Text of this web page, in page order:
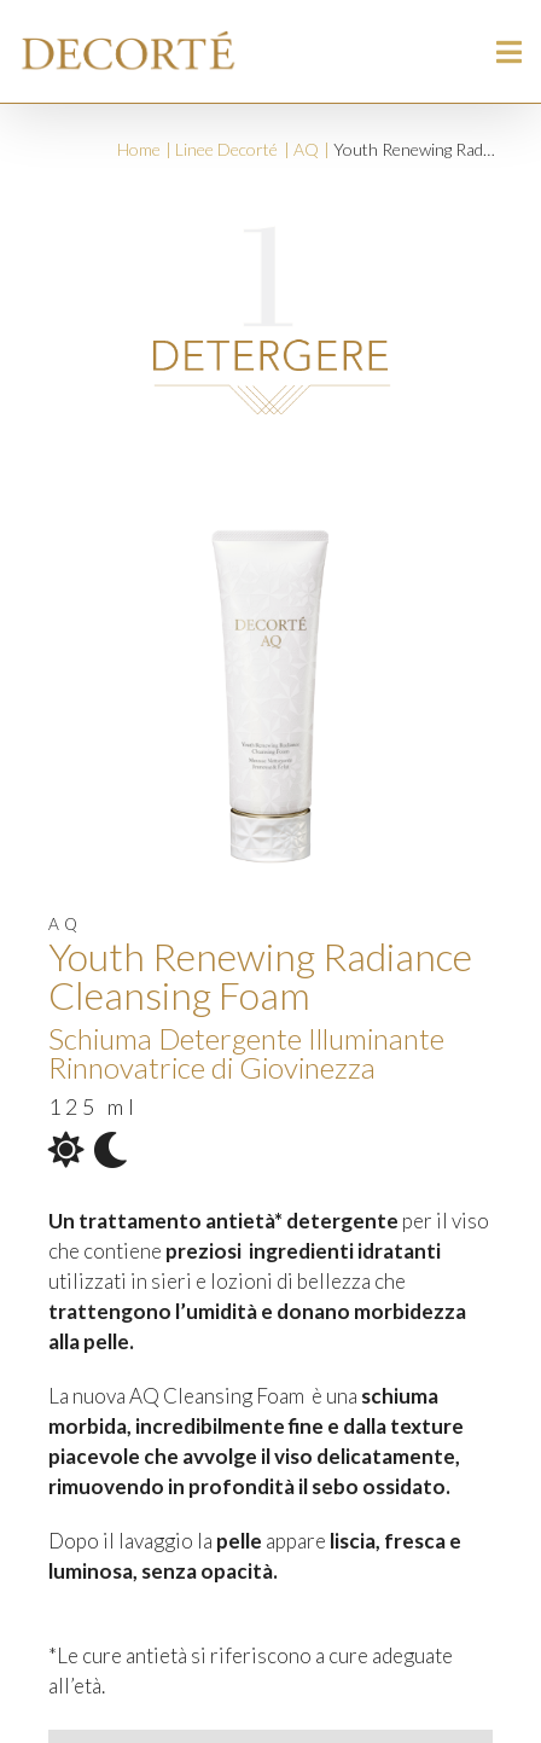
Home Linee Decorté AQ Youth Renewing Radiance Cleansing Foam
AQ
Youth Renewing Radiance
Cleansing Foam
Schiuma Detergente Illuminante
Rinnovatrice di Giovinezza
125 ml
Un trattamento antietà* detergente per il viso
che contiene preziosi ingredienti idratanti
utilizzati in sieri e lozioni di bellezza che
trattengono l’umidità e donano morbidezza
alla pelle.
La nuova AQ Cleansing Foam è una schiuma
morbida, incredibilmente fine e dalla texture
piacevole che avvolge il viso delicatamente,
rimuovendo in profondità il sebo ossidato.
Dopo il lavaggio la pelle appare liscia, fresca e
luminosa, senza opacità.
*Le cure antietà si riferiscono a cure adeguate
all’età.